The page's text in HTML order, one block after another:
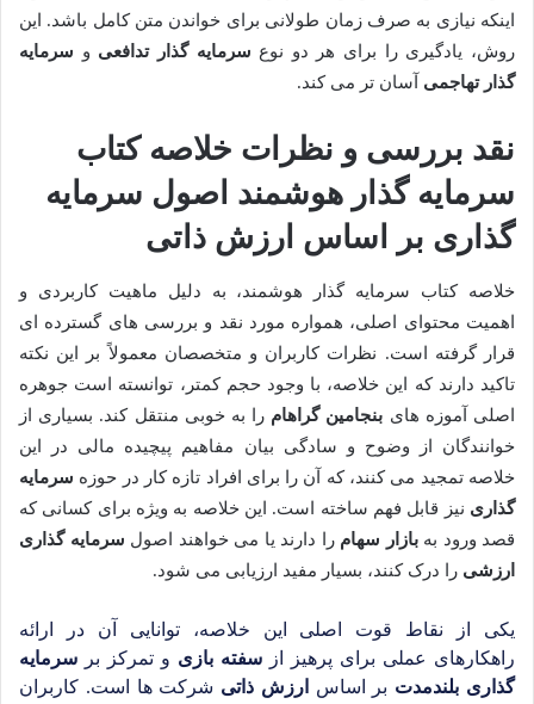
اینکه نیازی به صرف زمان طولانی برای خواندن متن کامل باشد. این
روش، یادگیری را برای هر دو نوع سرمایه گذار تدافعی و سرمایه
گذار تهاجمی آسان تر می کند.
نقد بررسی و نظرات خلاصه کتاب
سرمایه گذار هوشمند اصول سرمایه
گذاری بر اساس ارزش ذاتی
خلاصه کتاب سرمایه گذار هوشمند، به دلیل ماهیت کاربردی و
اهمیت محتوای اصلی، همواره مورد نقد و بررسی های گسترده ای
قرار گرفته است. نظرات کاربران و متخصصان معمولاً بر این نکته
تاکید دارند که این خلاصه، با وجود حجم کمتر، توانسته است جوهره
اصلی آموزه های بنجامین گراهام را به خوبی منتقل کند. بسیاری از
خوانندگان از وضوح و سادگی بیان مفاهیم پیچیده مالی در این
خلاصه تمجید می کنند، که آن را برای افراد تازه کار در حوزه سرمایه
گذاری نیز قابل فهم ساخته است. این خلاصه به ویژه برای کسانی که
قصد ورود بهبازار سهام را دارند یا می خواهند اصول سرمایه گذاری
ارزشی را درک کنند، بسیار مفید ارزیابی می شود.
یکی از نقاط قوت اصلی این خلاصه، توانایی آن در ارائه
راهکارهای عملی برای پرهیز از سفته بازی و تمرکز بر سرمایه
گذاری بلندمدت بر اساس ارزش ذاتی شرکت ها است. کاربران